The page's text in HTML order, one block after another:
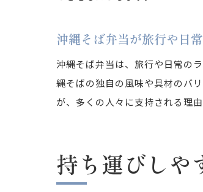
沖縄そば弁当が旅行や日
沖縄そば弁当は、旅行や日常の
縄そばの独自の風味や具材のバ
が、多くの人々に支持される理由
持ち運びしや